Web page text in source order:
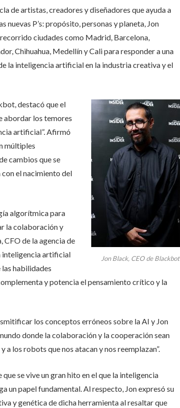
de artistas, creadores y diseñadores que ayuda a
nuevas P’s: propósito, personas y planeta, Jon
recorrido ciudades como Madrid, Barcelona,
Chihuahua, Medellín y Cali para responder a una
la inteligencia artificial en la industria creativa y el
Jon Black, CEO de Blackbot
destacó que el
abordar los temores
artificial”. Afirmó
múltiples
cambios que se
el nacimiento del
algorítmica para
la colaboración y
CFO de la agencia de
inteligencia artificial
habilidades
y potencia el pensamiento crítico y la
los conceptos erróneos sobre la AI y Jon
donde la colaboración y la cooperación sean
a los robots que nos atacan y nos reemplazan”.
que se vive un gran hito en el que la inteligencia
un papel fundamental. Al respecto, Jon expresó su
y genética de dicha herramienta al resaltar que